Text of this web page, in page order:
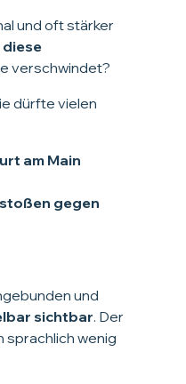
und oft stärker
diese
verschwindet?
dürfte vielen
am Main
gegen
und
sichtbar. Der
sprachlich wenig